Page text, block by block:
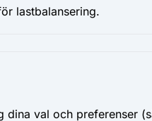
lastbalansering.
val och preferenser